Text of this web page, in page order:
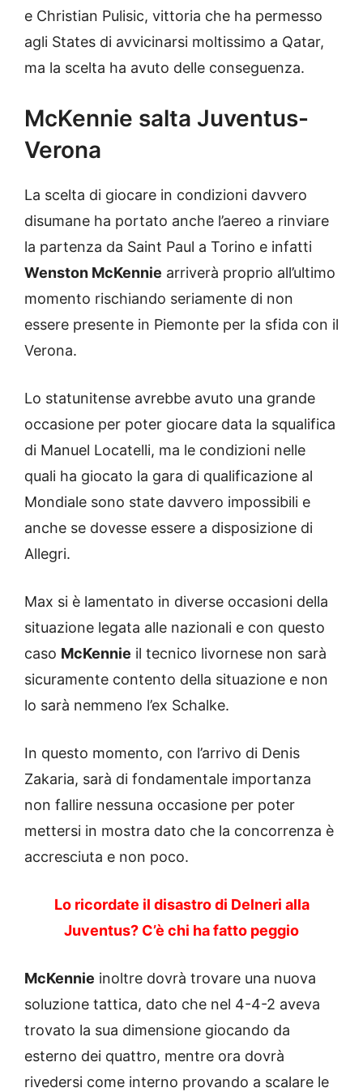
e Christian Pulisic, vittoria che ha permesso
agli States di avvicinarsi moltissimo a Qatar,
ma la scelta ha avuto delle conseguenza.
McKennie salta Juventus-
Verona
La scelta di giocare in condizioni davvero
disumane ha portato anche l’aereo a rinviare
la partenza da Saint Paul a Torino e infatti
Wenston McKennie arriverà proprio all’ultimo
momento rischiando seriamente di non
essere presente in Piemonte per la sfida con il
Verona.
Lo statunitense avrebbe avuto una grande
occasione per poter giocare data la squalifica
di Manuel Locatelli, ma le condizioni nelle
quali ha giocato la gara di qualificazione al
Mondiale sono state davvero impossibili e
anche se dovesse essere a disposizione di
Allegri.
Max si è lamentato in diverse occasioni della
situazione legata alle nazionali e con questo
caso McKennie il tecnico livornese non sarà
sicuramente contento della situazione e non
lo sarà nemmeno l’ex Schalke.
In questo momento, con l’arrivo di Denis
Zakaria, sarà di fondamentale importanza
non fallire nessuna occasione per poter
mettersi in mostra dato che la concorrenza è
accresciuta e non poco.
Lo ricordate il disastro di Delneri alla
Juventus? C’è chi ha fatto peggio
McKennie inoltre dovrà trovare una nuova
soluzione tattica, dato che nel 4-4-2 aveva
trovato la sua dimensione giocando da
esterno dei quattro, mentre ora dovrà
rivedersi come interno provando a scalare le